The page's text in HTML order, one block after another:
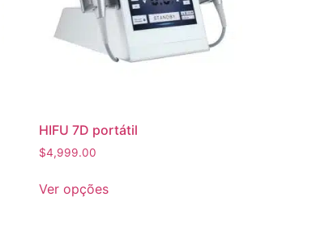
HIFU 7D portátil
$4,999.00
Ver opções